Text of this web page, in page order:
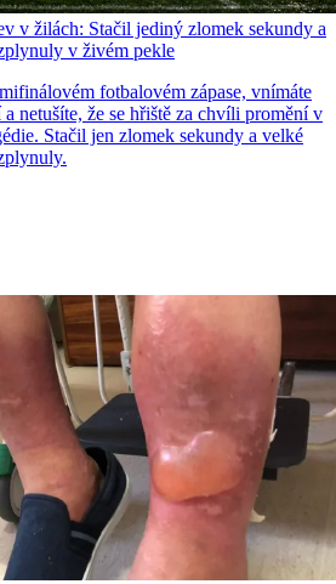
v žilách: Stačil jediný zlomek sekundy a
v živém pekle
fotbalovém zápase, vnímáte
netušíte, že se hřiště za chvíli promění v
Stačil jen zlomek sekundy a velké